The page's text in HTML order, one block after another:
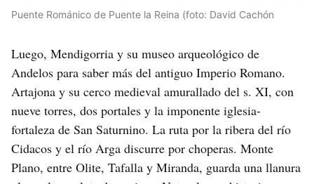
Puente Románico de Puente la Reina (foto: David Cachón
Luego, Mendigorria y su museo arqueológico de
Andelos para saber más del antiguo Imperio Romano.
Artajona y su cerco medieval amurallado del s. XI, con
nueve torres, dos portales y la imponente iglesia-
fortaleza de San Saturnino. La ruta por la ribera del río
Cidacos y el río Arga discurre por choperas. Monte
Plano, entre Olite, Tafalla y Miranda, guarda una llanura